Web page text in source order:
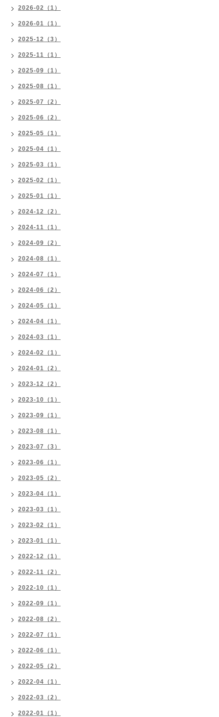
2026-02（1）
2026-01（1）
2025-12（3）
2025-11（1）
2025-09（1）
2025-08（1）
2025-07（2）
2025-06（2）
2025-05（1）
2025-04（1）
2025-03（1）
2025-02（1）
2025-01（1）
2024-12（2）
2024-11（1）
2024-09（2）
2024-08（1）
2024-07（1）
2024-06（2）
2024-05（1）
2024-04（1）
2024-03（1）
2024-02（1）
2024-01（2）
2023-12（2）
2023-10（1）
2023-09（1）
2023-08（1）
2023-07（3）
2023-06（1）
2023-05（2）
2023-04（1）
2023-03（1）
2023-02（1）
2023-01（1）
2022-12（1）
2022-11（2）
2022-10（1）
2022-09（1）
2022-08（2）
2022-07（1）
2022-06（1）
2022-05（2）
2022-04（1）
2022-03（2）
2022-01（1）